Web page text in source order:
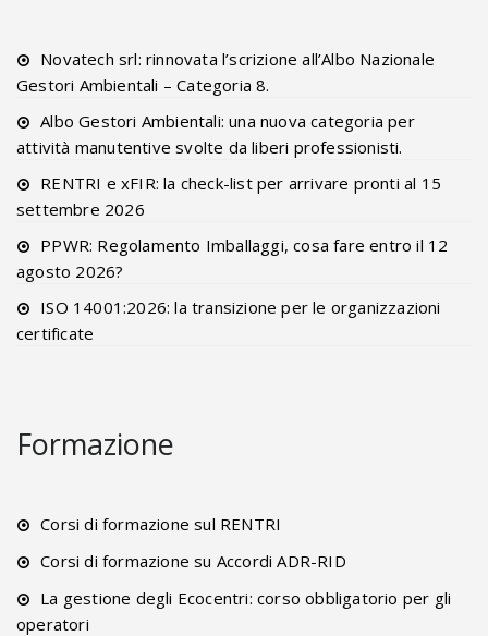
Novatech srl: rinnovata l’scrizione all’Albo Nazionale
Gestori Ambientali – Categoria 8.
Albo Gestori Ambientali: una nuova categoria per
attività manutentive svolte da liberi professionisti.
RENTRI e xFIR: la check-list per arrivare pronti al 15
settembre 2026
PPWR: Regolamento Imballaggi, cosa fare entro il 12
agosto 2026?
ISO 14001:2026: la transizione per le organizzazioni
certificate
Formazione
Corsi di formazione sul RENTRI
Corsi di formazione su Accordi ADR-RID
La gestione degli Ecocentri: corso obbligatorio per gli
operatori